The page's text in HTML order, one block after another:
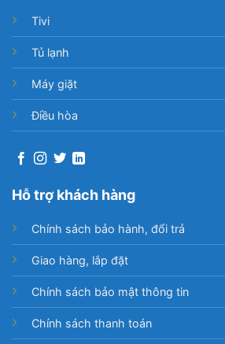
Tivi
Tủ lạnh
Máy giặt
Điều hòa
Hỗ trợ khách hàng
Chính sách bảo hành, đổi trả
Giao hàng, lắp đặt
Chính sách bảo mật thông tin
Chính sách thanh toán